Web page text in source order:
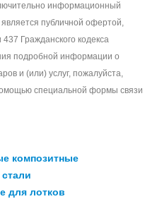
информационный
является публичной офертой,
Гражданского кодекса
подробной информации о
и (или) услуг, пожалуйста,
специальной формы связи
композитные
для лотков